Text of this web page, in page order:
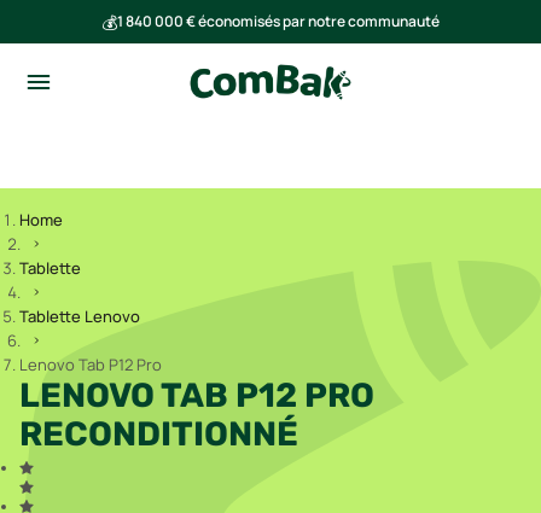
💰1 840 000 € économisés par notre communauté
Home
Tablette
Tablette Lenovo
Lenovo Tab P12 Pro
LENOVO TAB P12 PRO
RECONDITIONNÉ